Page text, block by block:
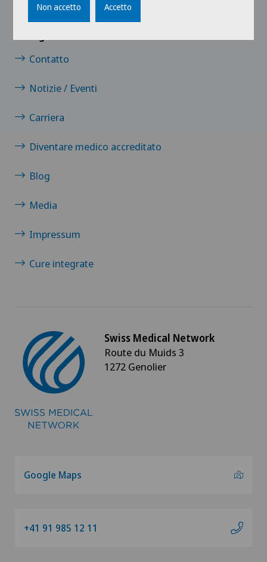
Contatto
Notizie / Eventi
Carriera
Diventare medico accreditato
Blog
Media
Impressum
Cure integrate
Swiss Medical Network
Route du Muids 3
1272 Genolier
Google Maps
+41 91 985 12 11
Non accetto Accetto